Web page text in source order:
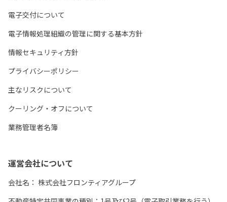
電子交付について
電子情報処理組織の管理に関する基本方針
情報セキュリティ方針
プライバシーポリシー
主なリスクについて
クーリング・オフについて
業務管理者名簿
運営会社について
会社名： 株式会社フロンティアグループ